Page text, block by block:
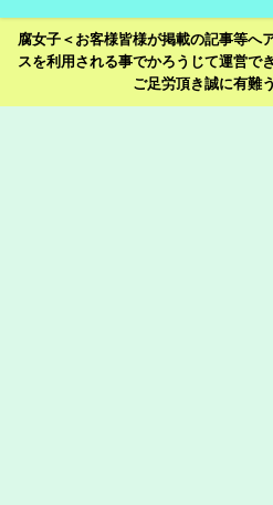
腐女子＜お客様皆様が掲載の記事等へ
スを利用される事でかろうじて運営で
ご足労頂き誠に有難